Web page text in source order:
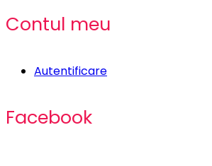
Contul meu
Autentificare
Facebook